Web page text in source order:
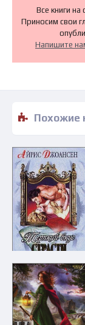
Все книги
Приносим свои
Напишите
Похожие на "Диагноз: